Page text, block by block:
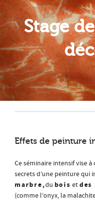
Stage
Effets de peinture
Ce séminaire intensif vise
secrets d’une peinture qui
marbre,du bois etdes
(comme l’onyx, la